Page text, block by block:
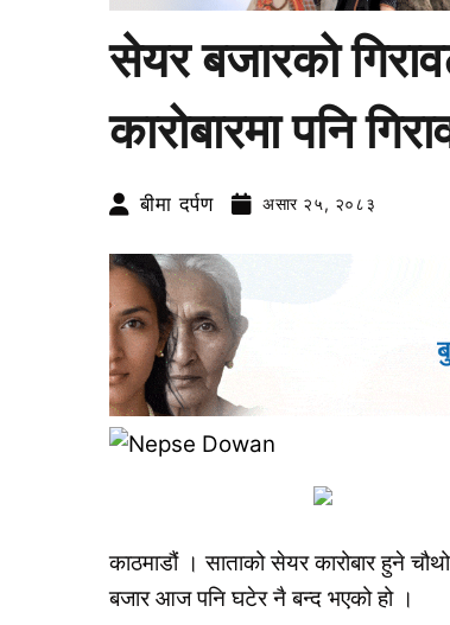
सेयर बजारको
कारोबारमा पनि
बीमा दर्पण असार २५, २०८३
काठमाडौं । साताको सेयर कारोबार हुने
बजार आज पनि घटेर नै बन्द भएको हो ।